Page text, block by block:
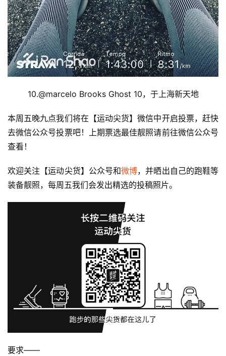
10.@marcelo Brooks Ghost 10，于上海新天地
本周五晚九点我们将在【运动尖货】微信中开启投票，赶快
去微信公众号投票吧！上期票选最佳靓照请前往微信公众号
查看！
欢迎关注【运动尖货】公众号和微博，并晒出自己的跑鞋等
装备靓照，每周五我们会发出精选的投稿照片。
要求——